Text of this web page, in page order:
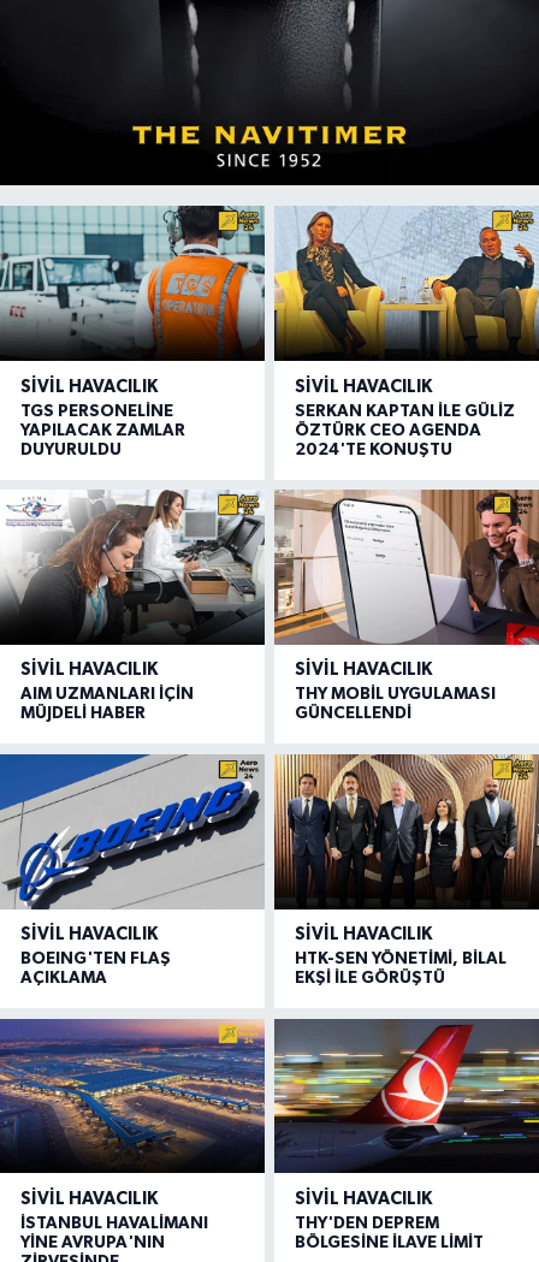
SIVIL HAVACILIK
TGS PERSONELİNE
YAPILACAK ZAMLAR
DUYURULDU
SIVIL HAVACILIK
SERKAN KAPTAN İLE GÜLİZ
ÖZTÜRK CEO AGENDA
2024'TE KONUŞTU
SIVIL HAVACILIK
AIM UZMANLARI İÇİN
MÜJDELİ HABER
SIVIL HAVACILIK
THY MOBİL UYGULAMASI
GÜNCELLENDİ
SIVIL HAVACILIK
BOEING'TEN FLAŞ
AÇIKLAMA
SIVIL HAVACILIK
HTK-SEN YÖNETİMİ, BİLAL
EKŞİ İLE GÖRÜŞTÜ
SIVIL HAVACILIK
İSTANBUL HAVALİMANI
YİNE AVRUPA'NIN
SIVIL HAVACILIK
THY'DEN DEPREM
BÖLGESİNE İLAVE LİMİT